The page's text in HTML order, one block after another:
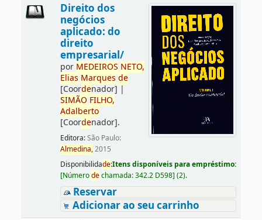
Direito dos
negócios
aplicado: do
direito
empresarial/
por MEDEIROS NETO,
Elias Marques de
[Coordenador] |
SIMÃO FILHO,
Adalberto
[Coordenador].
Editora:São Paulo:
Almedina,2015
Disponibilidade:Itens disponíveis para empréstimo:
[Númerodechamada:342.2 D598] (2).
Reservar
Adicionar ao seu carrinho